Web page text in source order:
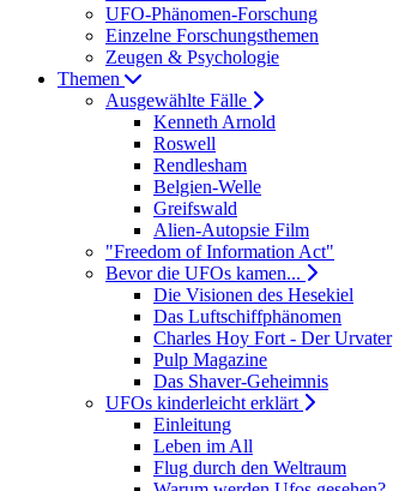
UFO-Phänomen-Forschung
Einzelne Forschungsthemen
Zeugen & Psychologie
Themen
Ausgewählte Fälle
Kenneth Arnold
Roswell
Rendlesham
Belgien-Welle
Greifswald
Alien-Autopsie Film
"Freedom of Information Act"
Bevor die UFOs kamen...
Die Visionen des Hesekiel
Das Luftschiffphänomen
Charles Hoy Fort - Der Urvater
Pulp Magazine
Das Shaver-Geheimnis
UFOs kinderleicht erklärt
Einleitung
Leben im All
Flug durch den Weltraum